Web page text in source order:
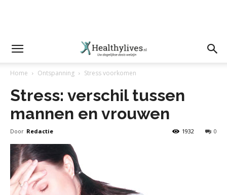
Home Ontspanning Stress voorkomen
Stress: verschil tussen
mannen en vrouwen
Door Redactie 0
1932